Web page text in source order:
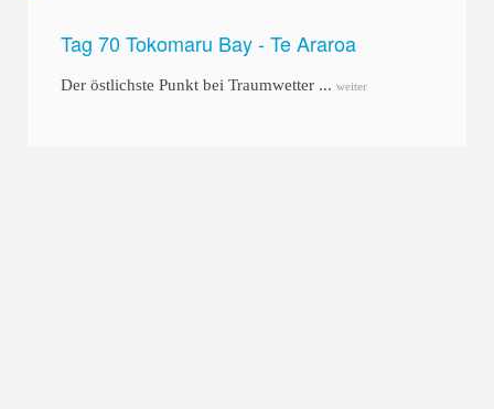
Tag 70 Tokomaru Bay - Te Araroa
Der östlichste Punkt bei Traumwetter ... weiter